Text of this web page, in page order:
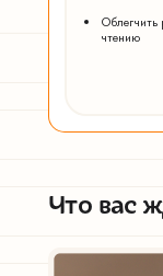
Облегчить
чтению
Что вас